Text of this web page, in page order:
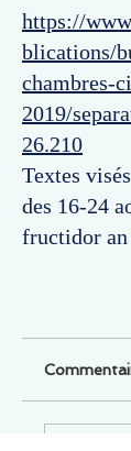
https://
blications/
chambres-
2019/
26.210
Textes
des 16-24
fructidor